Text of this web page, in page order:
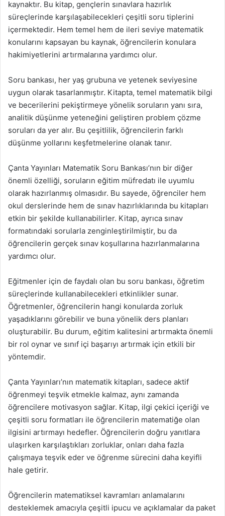
kaynaktır. Bu kitap, gençlerin sınavlara hazırlık
süreçlerinde karşılaşabilecekleri çeşitli soru tiplerini
içermektedir. Hem temel hem de ileri seviye matematik
konularını kapsayan bu kaynak, öğrencilerin konulara
hakimiyetlerini artırmalarına yardımcı olur.
Soru bankası, her yaş grubuna ve yetenek seviyesine
uygun olarak tasarlanmıştır. Kitapta, temel matematik bilgi
ve becerilerini pekiştirmeye yönelik soruların yanı sıra,
analitik düşünme yeteneğini geliştiren problem çözme
soruları da yer alır. Bu çeşitlilik, öğrencilerin farklı
düşünme yollarını keşfetmelerine olanak tanır.
Çanta Yayınları Matematik Soru Bankası’nın bir diğer
önemli özelliği, soruların eğitim müfredatı ile uyumlu
olarak hazırlanmış olmasıdır. Bu sayede, öğrenciler hem
okul derslerinde hem de sınav hazırlıklarında bu kitapları
etkin bir şekilde kullanabilirler. Kitap, ayrıca sınav
formatındaki sorularla zenginleştirilmiştir, bu da
öğrencilerin gerçek sınav koşullarına hazırlanmalarına
yardımcı olur.
Eğitmenler için de faydalı olan bu soru bankası, öğretim
süreçlerinde kullanabilecekleri etkinlikler sunar.
Öğretmenler, öğrencilerin hangi konularda zorluk
yaşadıklarını görebilir ve buna yönelik ders planları
oluşturabilir. Bu durum, eğitim kalitesini artırmakta önemli
bir rol oynar ve sınıf içi başarıyı artırmak için etkili bir
yöntemdir.
Çanta Yayınları’nın matematik kitapları, sadece aktif
öğrenmeyi teşvik etmekle kalmaz, aynı zamanda
öğrencilere motivasyon sağlar. Kitap, ilgi çekici içeriği ve
çeşitli soru formatları ile öğrencilerin matematiğe olan
ilgisini artırmayı hedefler. Öğrencilerin doğru yanıtlara
ulaşırken karşılaştıkları zorluklar, onları daha fazla
çalışmaya teşvik eder ve öğrenme sürecini daha keyifli
hale getirir.
Öğrencilerin matematiksel kavramları anlamalarını
desteklemek amacıyla çeşitli ipucu ve açıklamalar da paket